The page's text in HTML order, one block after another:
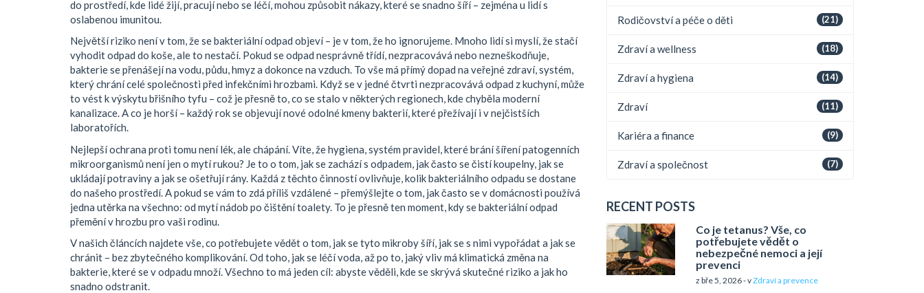
do prostředí, kde lidé žijí, pracují nebo se léčí, mohou způsobit nákazy, které se snadno šíří – zejména u lidí s
oslabenou imunitou.
Největší riziko není v tom, že se bakteriální odpad objeví – je v tom, že ho ignorujeme. Mnoho lidí si myslí, že stačí
vyhodit odpad do koše, ale to nestačí. Pokud se odpad nesprávně třídí, nezpracovává nebo nezneškodňuje,
bakterie se přenášejí na vodu, půdu, hmyz a dokonce na vzduch. To vše má přímý dopad na veřejné zdraví,systém,
který chrání celé společnosti před infekčními hrozbami. Když se v jedné čtvrti nezpracovává odpad z kuchyní, může
to vést k výskytu břišního tyfu – což je přesně to, co se stalo v některých regionech, kde chyběla moderní
kanalizace. A co je horší – každý rok se objevují nové odolné kmeny bakterií, které přežívají i v nejčistších
laboratořích.
Nejlepší ochrana proti tomu není lék, ale chápání. Víte, žehygiena systém pravidel, které brání šíření patogenních
mikroorganismůnení jen o mytí rukou? Je to o tom, jak se zachází s odpadem, jak často se čistí koupelny, jak se
ukládají potraviny a jak se ošetřují rány. Každá z těchto činností ovlivňuje, kolik bakteriálního odpadu se dostane
do našeho prostředí. A pokud se vám to zdá příliš vzdálené – přemýšlejte o tom, jak často se v domácnosti používá
jedna utěrka na všechno: od mytí nádob po čištění toalety. To je přesně ten moment, kdy se bakteriální odpad
přemění v hrozbu pro vaši rodinu.
V našich článcích najdete vše, co potřebujete vědět o tom, jak se tyto mikroby šíří, jak se s nimi vypořádat a jak se
chránit – bez zbytečného komplikování. Od toho, jak se léčí voda, až po to, jaký vliv má klimatická změna na
bakterie, které se v odpadu množí. Všechno to má jeden cíl: abyste věděli, kde se skrývá skutečné riziko a jak ho
snadno odstranit.
(21)
Rodičovství a péče o děti
(18)
Zdraví a wellness
(14)
Zdraví a hygiena
(11)
Zdraví
(9)
Kariéra a finance
(7)
Zdraví a společnost
RECENT POSTS
Co je tetanus? Vše, co
potřebujete vědět o
nebezpečné nemoci a její
prevenci
z bře 5, 2026 - vZdraví a prevence